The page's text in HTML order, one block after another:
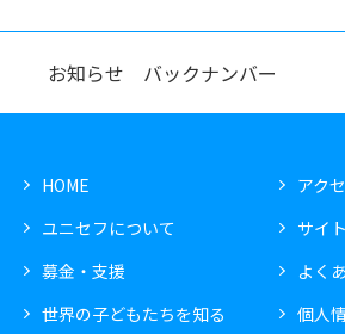
お知らせ バックナンバー
HOME
ユニセフについて
募金・支援
世界の子どもたちを知る
アク
サイ
よく
個人